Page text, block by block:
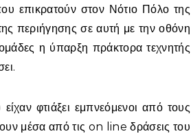
επικρατούν στον Νότιο Πόλο της
περιήγησης σε αυτή με την οθόνη
η ύπαρξη πράκτορα τεχνητής
φτιάξει εμπνεόμενοι από τους
μέσα από τις on line δράσεις του